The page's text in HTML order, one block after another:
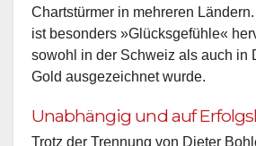
Chartstürmer in mehreren
ist besonders »Glücksgefühle«
sowohl in der Schweiz als auch in
Gold ausgezeichnet wurde.
Unabhängig und auf
Trotz der Trennung von Dieter